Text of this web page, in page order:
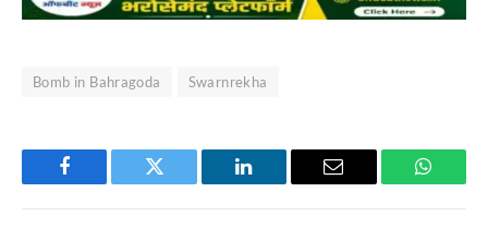
Bomb in Bahragoda Swarnrekha
Facebook Twitter LinkedIn Email